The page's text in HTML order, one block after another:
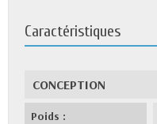
Caractéristiques
CONCEPTION
Poids :